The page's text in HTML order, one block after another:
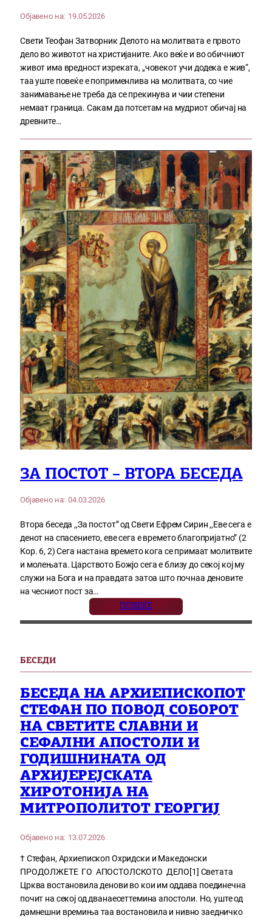
Објавено на: 19.05.2026
Свети Теофан Затворник Делото на молитвата е првото
дело во животот на христијаните. Ако веќе и во обичниот
живот има вредност изреката, „човекот учи додека е жив“,
таа уште повеќе е поприменлива на молитвата, со чие
занимавање не треба да се прекинува и чии степени
немаат граница. Сакам да потсетам на мудриот обичај на
древните…
ЗА ПОСТОТ – ВТОРА БЕСЕДА
Објавено на: 04.03.2026
Втора беседа ,,За постот” од Свети Ефрем Сирин ,,Еве сега е
денот на спасението, еве сега е времето благопријатно” (2
Кор. 6, 2) Сега настана времето кога се примаат молитвите
и молењата. Царството Божјо сега е близу до секој кој му
служи на Бога и на правдата затоа што почнаа деновите
на чесниот пост за…
ПОВЕЌЕ
БЕСЕДИ
БЕСЕДА НА АРХИЕПИСКОПОТ
СТЕФАН ПО ПОВОД СОБОРОТ
НА СВЕТИТЕ СЛАВНИ И
СЕФАЛНИ АПОСТОЛИ И
ГОДИШНИНАТА ОД
АРХИЈЕРЕЈСКАТА
ХИРОТОНИЈА НА
МИТРОПОЛИТОТ ГЕОРГИЈ
Објавено на: 13.07.2026
† Стефан, Архиепископ Охридски и Македонски
ПРОДОЛЖЕТЕ ГО АПОСТОЛСКОТО ДЕЛО[1] Светата
Црква востановила денови во кои им оддава поединечна
почит на секој од дванаесеттемина апостоли. Но, уште од
дамнешни времиња таа востановила и нивно заедничко